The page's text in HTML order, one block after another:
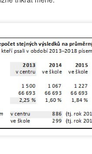
děti hrát na kytaru, vydělává
jen díky obecnímu bytu.
těžko představitelné.
doufá, že si jednou pořídí
Tobiáš Pospíchal: